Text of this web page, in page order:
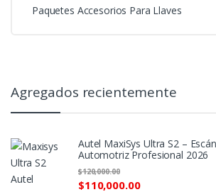
Paquetes Accesorios Para Llaves
Agregados recientemente
Autel MaxiSys Ultra S2 –
Automotriz Profesional 2026
$110,000.00
$120,000.00